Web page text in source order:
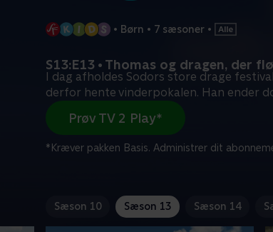
• Børn • 7 sæsoner •
S13:E13 • Thomas og dragen, der
I dag afholdes Sodors store drage
derfor hente vinderpokalen. Han ender
Prøv TV 2 Play*
*Kræver pakken Basis. Administrer dit
Sæson 10 Sæson 13 Sæson 14